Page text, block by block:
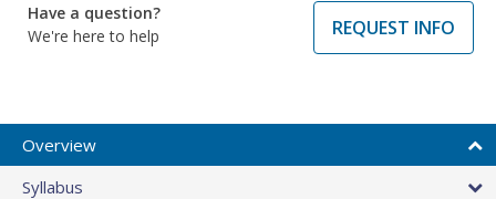
Have a question?
We're here to help
REQUEST INFO
Overview
Syllabus